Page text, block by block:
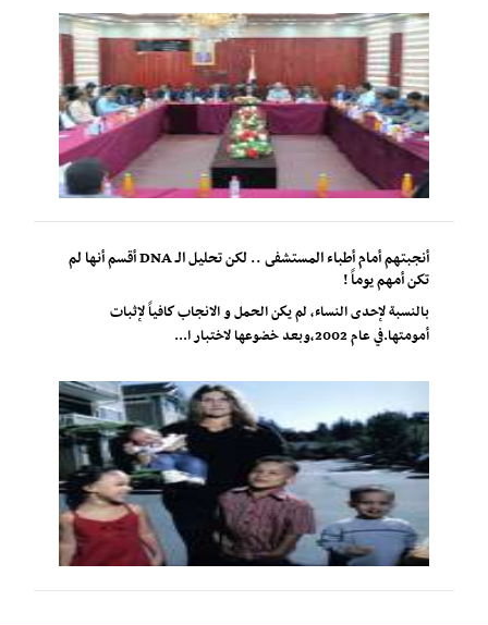
أنجبتهم أمام أطباء المستشفى .. لكن تحليل الـ DNA أقسم أنها لم
تكن أمهم يوماً !
بالنسبة لإحدى النساء، لم يكن الحمل و الانجاب كافياً لإثبات
أمومتها.في عام 2002،وبعد خضوعها لاختبار ا...